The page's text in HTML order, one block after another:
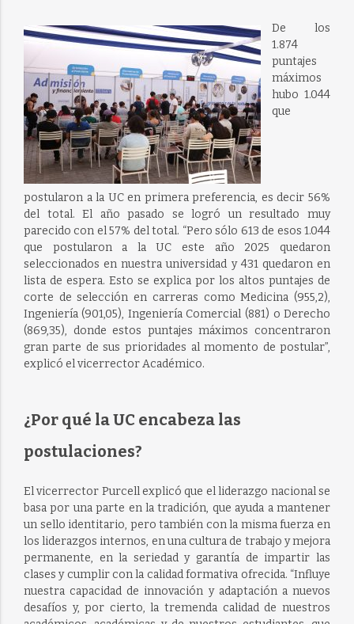
De los
1.874
puntajes
máximos
hubo 1.044
que
postularon a la UC en primera preferencia, es decir 56%
del total. El año pasado se logró un resultado muy
parecido con el 57% del total. “Pero sólo 613 de esos 1.044
que postularon a la UC este año 2025 quedaron
seleccionados en nuestra universidad y 431 quedaron en
lista de espera. Esto se explica por los altos puntajes de
corte de selección en carreras como Medicina (955,2),
Ingeniería (901,05), Ingeniería Comercial (881) o Derecho
(869,35), donde estos puntajes máximos concentraron
gran parte de sus prioridades al momento de postular”,
explicó el vicerrector Académico.
¿Por qué la UC encabeza las
postulaciones?
El vicerrector Purcell explicó que el liderazgo nacional se
basa por una parte en la tradición, que ayuda a mantener
un sello identitario, pero también con la misma fuerza en
los liderazgos internos, en una cultura de trabajo y mejora
permanente, en la seriedad y garantía de impartir las
clases y cumplir con la calidad formativa ofrecida. “Influye
nuestra capacidad de innovación y adaptación a nuevos
desafíos y, por cierto, la tremenda calidad de nuestros